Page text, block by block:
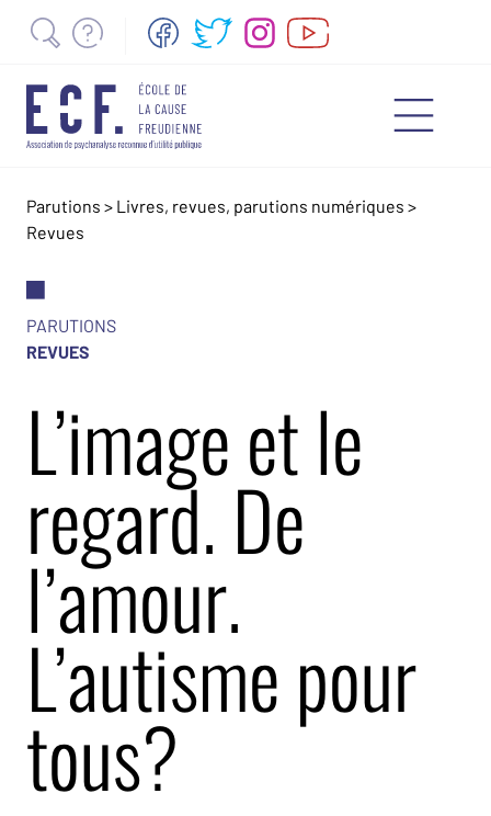
Parutions > Livres, revues, parutions numériques >
Revues
PARUTIONS
REVUES
L’image et le
regard. De
l’amour.
L’autisme pour
tous?